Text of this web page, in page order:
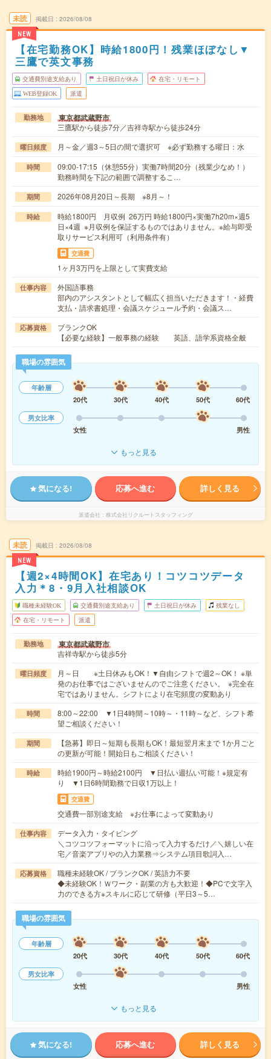
未読
NEW
掲載日 2026/08/08
【在宅勤務OK】時給1800円！残業ほぼなし▼
三鷹で英文事務
交通費別途支給あり 土日祝日が休み 在宅・リモート
WEB登録OK 派遣
勤務地 東京都武蔵野市
三鷹駅から徒歩7分／吉祥寺駅から徒歩24分
曜日頻度 月～金／週3～5日の間で選択可 ※必ず勤務する曜日：水
時間
09:00-17:15（休憩55分）実働7時間20分（残業少なめ！）
勤務時間を下記の範囲で調整するこ…
期間 2026年08月20日～長期 ※8月～！
時給
時給1800円 月収例 26万円 時給1800円×実働7h20m×週5
日×4週 ※月収例を保証するものではありません。※給与即受
取りサービス利用可（利用条件有）
交通費
1ヶ月3万円を上限として実費支給
仕事内容
外国語事務
部内のアシスタントとして幅広く担当いただきます！・経費
支払・請求書処理・会議スケジュール予約・会議ス…
応募資格
ブランクOK
【必要な経験】一般事務の経験 英語、語学系資格全般
職場の雰囲気
年齢層
20代
30代 40代 50代
60代
男女比率
女性
男性
もっと見る
気になる! 応募へ進む 詳しく見る
派遣会社 株式会社リクルートスタッフィング
未読
NEW
掲載日 2026/08/08
【週2×4時間OK】在宅あり！コツコツデータ
入力＊8・9月入社相談OK
職種未経験OK 交通費別途支給あり 土日祝日が休み 残業なし
在宅・リモート 派遣
勤務地 東京都武蔵野市
吉祥寺駅から徒歩5分
曜日頻度
月～日 ※土日休みもOK！▼自由シフトで週2～OK！ ※単
発のお仕事ではございませんのでご注意ください。 ※完全在
宅ではありません。シフトにより在宅頻度の変動あり
時間
8:00～22:00 ▼1日4時間～10時～・11時～など、シフト希
望ご相談ください！
期間
【急募】即日～短期も長期もOK！最短翌月末まで 1か月ごと
の更新が可能！開始日もご相談ください！
時給
時給1900円～時給2100円 ▼日払い週払い可能！※規定有
り ▼1日6時間勤務で日収1万以上！
交通費
交通費一部別途支給 ※お仕事によって変動あり
仕事内容
データ入力・タイピング
＼コツコツフォーマットに沿って入力するだけ／＼嬉しい在
宅／音楽アプリやの入力業務⇒システム項目歌詞入…
応募資格
職種未経験OK / ブランクOK / 英語力不要
◆未経験OK！Ｗワーク・副業の方も大歓迎！◆PCで文字入
力のできる方※スキルに応じて研修（平日3～5…
職場の雰囲気
年齢層
20代
30代 40代 50代
60代
男女比率
女性
男性
もっと見る
気になる! 応募へ進む 詳しく見る